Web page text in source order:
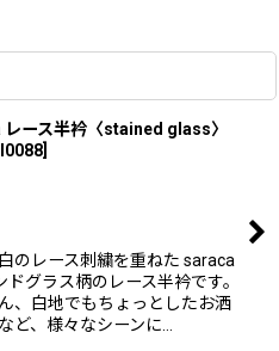
ース半衿〈stained glass〉
のレース刺繍を重ねた saraca
グラス柄のレース半衿です。
、白地でもちょっとしたお洒
ど、様々なシーンに…